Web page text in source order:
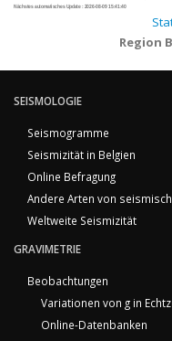
Nächstes automatisches Update : 2026-08-09 15:41:40
Region
SEISMOLOGIE
Seismogramme
Seismizität in Belgien
Online Befragung
Andere Arten von
Weltweite Seismizität
GRAVIMETRIE
Beobachtungen
Variationen von g in
Online-Datenbanken